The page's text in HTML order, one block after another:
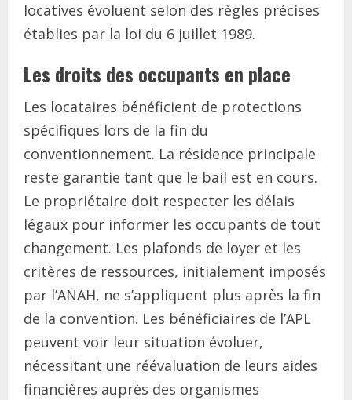
locatives évoluent selon des règles précises
établies par la loi du 6 juillet 1989.
Les droits des occupants en place
Les locataires bénéficient de protections
spécifiques lors de la fin du
conventionnement. La résidence principale
reste garantie tant que le bail est en cours.
Le propriétaire doit respecter les délais
légaux pour informer les occupants de tout
changement. Les plafonds de loyer et les
critères de ressources, initialement imposés
par l’ANAH, ne s’appliquent plus après la fin
de la convention. Les bénéficiaires de l’APL
peuvent voir leur situation évoluer,
nécessitant une réévaluation de leurs aides
financières auprès des organismes